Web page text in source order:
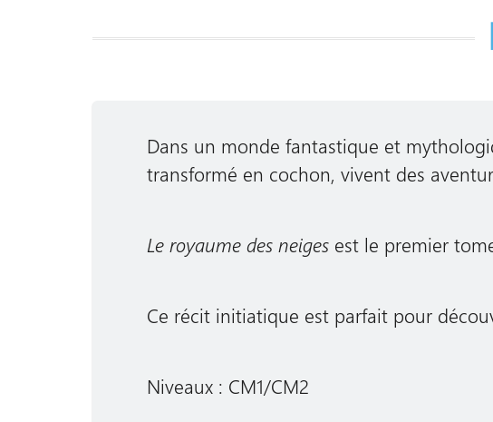
Dans un monde fantastique et
transformé en cochon, vivent des
Le royaume des neiges est le premier
Ce récit initiatique est parfait pour
Niveaux : CM1/CM2